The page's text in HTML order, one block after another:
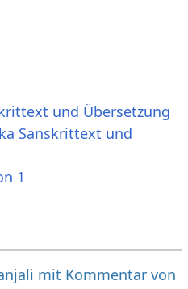
und Übersetzung
Sanskrittext und
1
mit Kommentar von